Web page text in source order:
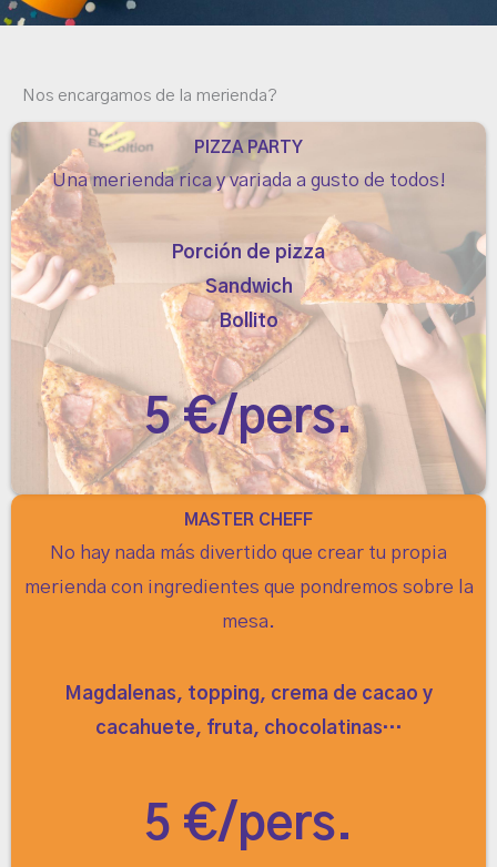
Nos encargamos de la merienda?
PIZZA PARTY
Una merienda rica y variada a gusto de todos!
Porción de pizza
Sandwich
Bollito
5 €/pers.
MASTER CHEFF
No hay nada más divertido que crear tu propia
merienda con ingredientes que pondremos sobre la
mesa.
Magdalenas, topping, crema de cacao y
cacahuete, fruta, chocolatinas…
5 €/pers.